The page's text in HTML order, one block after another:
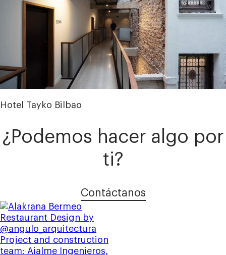
Hotel Tayko Bilbao
¿Podemos hacer algo por
ti?
Contáctanos